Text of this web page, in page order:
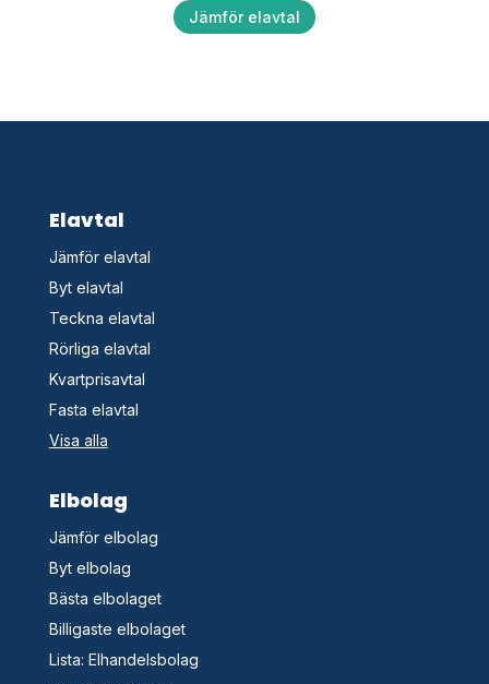
Jämför elavtal
Elavtal
Jämför elavtal
Byt elavtal
Teckna elavtal
Rörliga elavtal
Kvartprisavtal
Fasta elavtal
Visa alla
Elbolag
Jämför elbolag
Byt elbolag
Bästa elbolaget
Billigaste elbolaget
Lista: Elhandelsbolag